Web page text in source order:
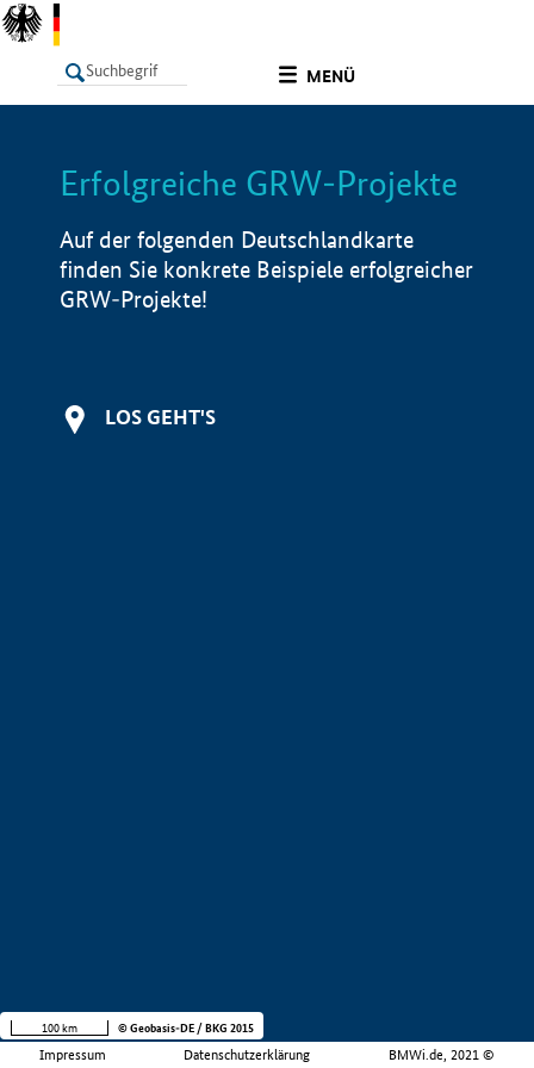
MENÜ
LISTE Info
Erfolgreiche GRW-Projekte
Auf der folgenden Deutschlandkarte
finden Sie konkrete Beispiele erfolgreicher
GRW-Projekte!
LOS GEHT'S
Impressum Datenschutzerklärung BMWi.de, 2021 ©
100 km © Geobasis-DE / BKG 2015